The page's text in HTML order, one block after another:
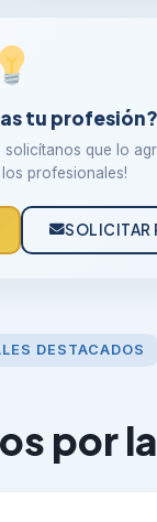
tu profesión?
que lo
profesionales!
SOLICITAR
DESTACADOS
por